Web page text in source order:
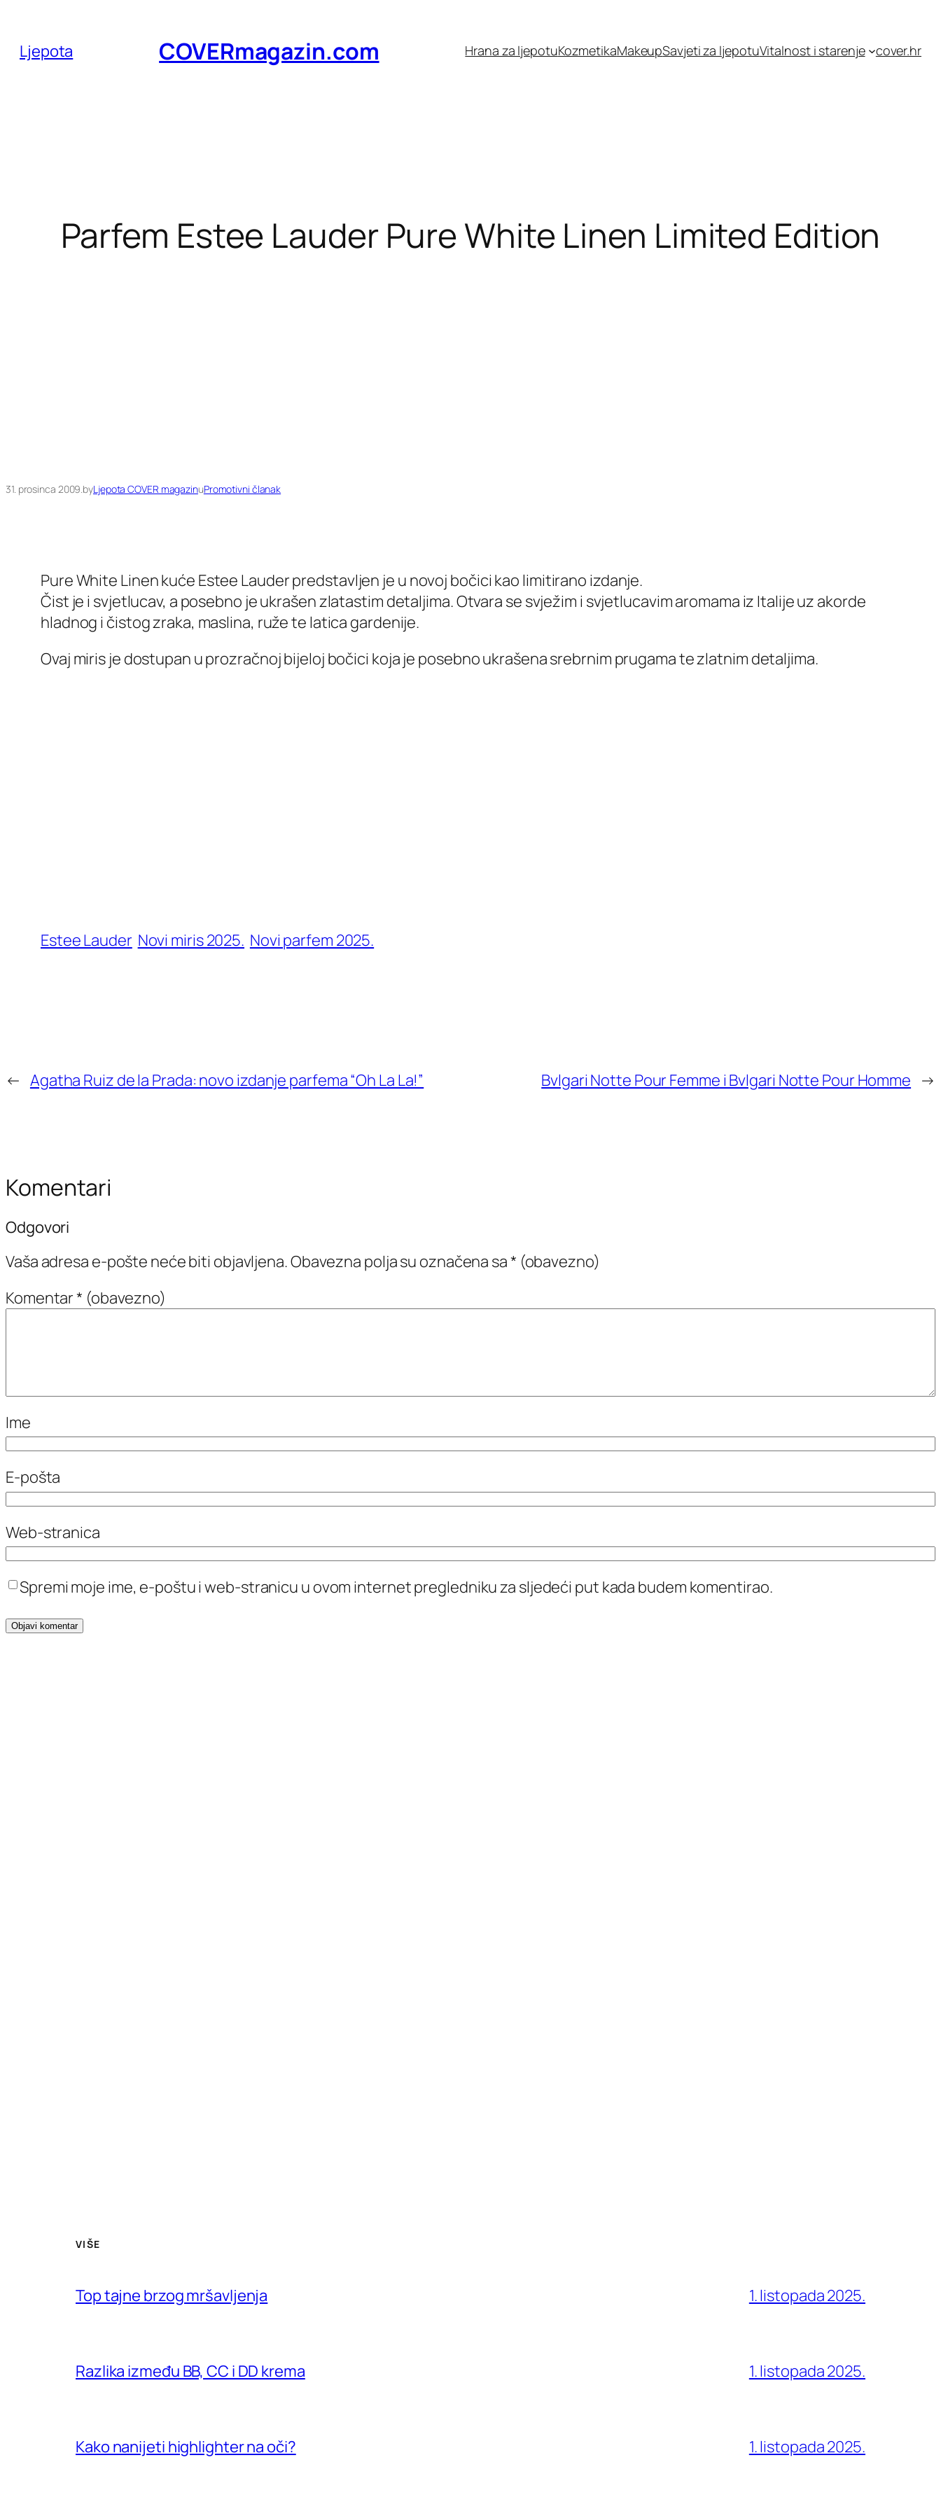
sadržaja
Ljepota COVERmagazin.com Hrana za ljepotuKozmetikaMakeupSavjeti za ljepotuVitalnost i starenje cover.hr
Parfem Estee Lauder Pure White Linen Limited Edition
31. prosinca 2009.byLjepota COVER magazinuPromotivni članak
Pure White Linen kuće Estee Lauder predstavljen je u novoj bočici kao limitirano izdanje.
Čist je i svjetlucav, a posebno je ukrašen zlatastim detaljima. Otvara se svježim i svjetlucavim aromama iz Italije uz akorde
hladnog i čistog zraka, maslina, ruže te latica gardenije.
Ovaj miris je dostupan u prozračnoj bijeloj bočici koja je posebno ukrašena srebrnim prugama te zlatnim detaljima.
Estee Lauder Novi miris 2025. Novi parfem 2025.
← Agatha Ruiz de la Prada: novo izdanje parfema “Oh La La!” Bvlgari Notte Pour Femme i Bvlgari Notte Pour Homme →
Komentari
Odgovori
Vaša adresa e-pošte neće biti objavljena.Obavezna polja su označena sa* (obavezno)
Komentar* (obavezno)
Ime
E-pošta
Web-stranica
Spremi moje ime, e-poštu i web-stranicu u ovom internet pregledniku za sljedeći put kada budem komentirao.
VIŠE
Top tajne brzog mršavljenja 1. listopada 2025.
Razlika između BB, CC i DD krema 1. listopada 2025.
Kako nanijeti highlighter na oči? 1. listopada 2025.